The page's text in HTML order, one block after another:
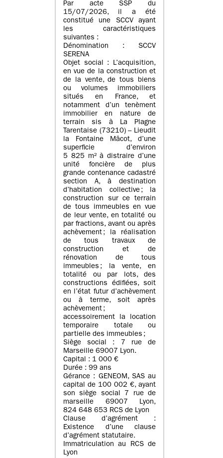
Par acte SSP du
15/07/2026, il a été
constitué une SCCV ayant
les caractéristiques
suivantes :
Dénomination : SCCV
SERENA
Objet social : L’acquisition,
en vue de la construction et
de la vente, de tous biens
ou volumes immobiliers
situés en France, et
notamment d’un tenèment
immobilier en nature de
terrain sis à La Plagne
Tarentaise (73210) – Lieudit
la Fontaine Mâcot, d’une
superficie d’environ
5 825 m² à distraire d’une
unité foncière de plus
grande contenance cadastré
section A, à destination
d’habitation collective ; la
construction sur ce terrain
de tous immeubles en vue
de leur vente, en totalité ou
par fractions, avant ou après
achèvement ; la réalisation
de tous travaux de
construction et de
rénovation de tous
immeubles ; la vente, en
totalité ou par lots, des
constructions édifiées, soit
en l’état futur d’achèvement
ou à terme, soit après
achèvement ;
accessoirement la location
temporaire totale ou
partielle des immeubles ;
Siège social : 7 rue de
Marseille 69007 Lyon.
Capital : 1 000 €
Durée : 99 ans
Gérance : GENEOM, SAS au
capital de 100 002 €, ayant
son siège social 7 rue de
marseille 69007 Lyon,
824 648 653 RCS de Lyon
Clause d’agrément :
Existence d’une clause
d’agrément statutaire.
Immatriculation au RCS de
Lyon